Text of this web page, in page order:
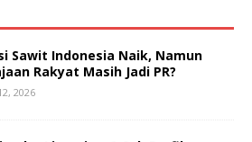
Sawit Indonesia Naik, Namun
Rakyat Masih Jadi PR?
2026